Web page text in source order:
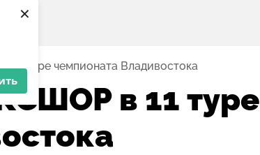
×
11 туре чемпионата Владивостока
в 11 туре